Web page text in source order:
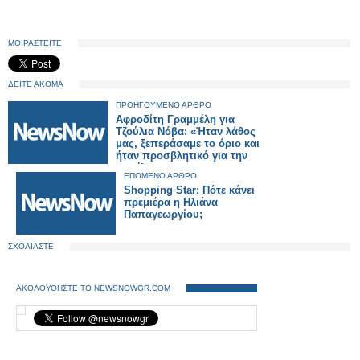
ΜΟΙΡΑΣΤΕΙΤΕ
ΔΕΙΤΕ ΑΚΟΜΑ
ΠΡΟΗΓΟΥΜΕΝΟ ΑΡΘΡΟ
Αφροδίτη Γραμμέλη για
Τζούλια Νόβα: «Ήταν λάθος
μας, ξεπεράσαμε το όριο και
ήταν προσβλητικό για την
κοπέλα»
ΕΠΟΜΕΝΟ ΑΡΘΡΟ
Shopping Star: Πότε κάνει
πρεμιέρα η Ηλιάνα
Παπαγεωργίου;
ΣΧΟΛΙΑΣΤΕ
ΑΚΟΛΟΥΘΗΣΤΕ ΤΟ NEWSNOWGR.COM